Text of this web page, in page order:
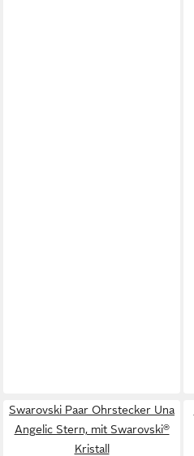
Swarovski Paar Ohrstecker Una
Angelic Stern, mit Swarovski®
Kristall